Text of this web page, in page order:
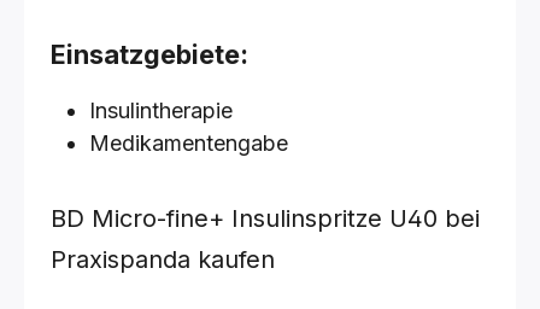
Einsatzgebiete:
Insulintherapie
Medikamentengabe
BD Micro-fine+ Insulinspritze U40 bei
Praxispanda kaufen